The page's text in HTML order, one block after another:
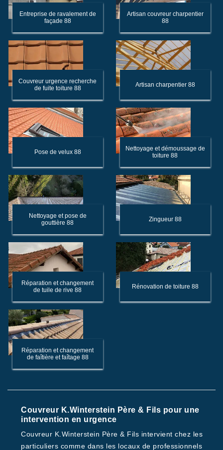
Entreprise de ravalement de
façade 88
Artisan couvreur charpentier
88
Couvreur urgence recherche
de fuite toiture 88
Artisan charpentier 88
Pose de velux 88
Nettoyage et démoussage de
toiture 88
Nettoyage et pose de
gouttière 88
Zingueur 88
Réparation et changement
de tuile de rive 88
Rénovation de toiture 88
Réparation et changement
de faîtière et faîtage 88
Couvreur K.Winterstein Père & Fils pour une
intervention en urgence
Couvreur K.Winterstein Père & Fils intervient chez les
particuliers comme dans les locaux de professionnels